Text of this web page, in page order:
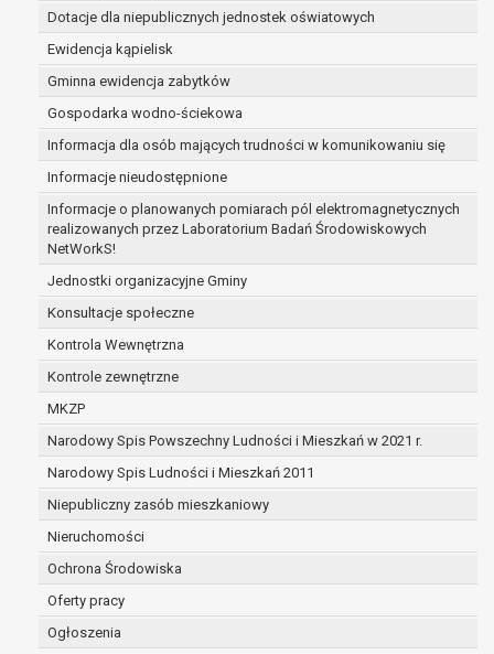
Dotacje dla niepublicznych jednostek oświatowych
Ewidencja kąpielisk
Gminna ewidencja zabytków
Gospodarka wodno-ściekowa
Informacja dla osób mających trudności w komunikowaniu się
Informacje nieudostępnione
Informacje o planowanych pomiarach pól elektromagnetycznych
realizowanych przez Laboratorium Badań Środowiskowych
NetWorkS!
Jednostki organizacyjne Gminy
Konsultacje społeczne
Kontrola Wewnętrzna
Kontrole zewnętrzne
MKZP
Narodowy Spis Powszechny Ludności i Mieszkań w 2021 r.
Narodowy Spis Ludności i Mieszkań 2011
Niepubliczny zasób mieszkaniowy
Nieruchomości
Ochrona Środowiska
Oferty pracy
Ogłoszenia
przetwarzanie odbywa się do czasu wycofania tej
zgody.
W przypadku, gdy dane osobowe przetwarzane są
w celu zawarcia i realizacji umowy przetwarzanie
odbywa się przez okres niezbędny do realizacji
zawartej umowy, a po tym czasie w zakresie
wymaganym przez przepisy prawa lub dla
zabezpieczenia ewentualnych roszczeń, a w
przypadku wyrażenia zgody na przetwarzanie
danych po zakończeniu i rozliczeniu umowy, do
czasu wycofania tej zgody.
Ponadto w przypadku umów o dofinansowanie
dane osobowe od momentu pozyskania
przechowywane są przez okres wynikający z
umowy o dofinansowanie zawartej między
beneficjentem a określoną instytucją, trwałości
danego projektu i konieczności zachowania
dokumentacji projektu do celów kontrolnych.
W związku z przetwarzaniem przez
administratora danych osobowych przysługuje
Pani/Panu:
prawo dostępu do treści danych oraz
otrzymywania ich kopii na podstawie art. 15
RODO;
podstawie art. 16 RODO,